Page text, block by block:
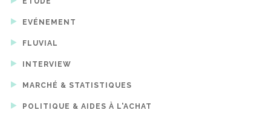
EVÉNEMENT
FLUVIAL
INTERVIEW
MARCHÉ & STATISTIQUES
POLITIQUE & AIDES À L'ACHAT